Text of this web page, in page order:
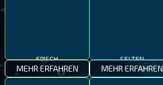
MEHR ERFAHREN MEHR ERFAHREN